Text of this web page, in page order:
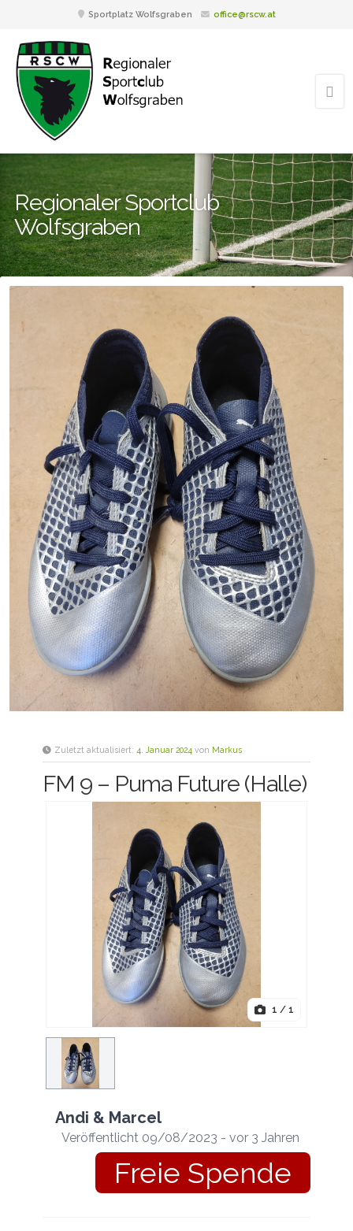
Sportplatz Wolfsgraben office@rscw.at
Regionaler Sportclub
Wolfsgraben
Zuletzt aktualisiert: 4. Januar 2024 von Markus
FM 9 – Puma Future (Halle)
1 / 1
Andi & Marcel
Veröffentlicht 09/08/2023 - vor 3 Jahren
Freie Spende